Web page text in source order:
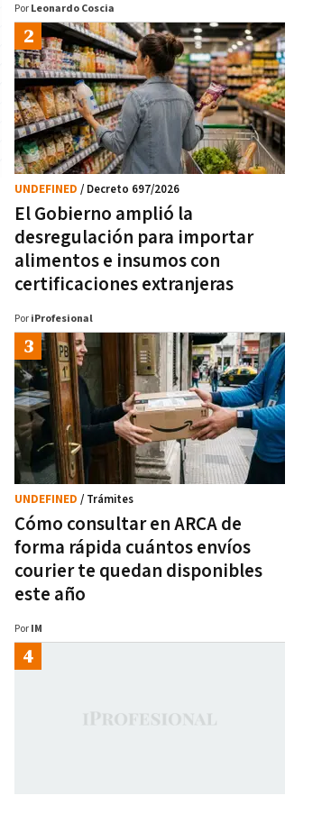
Por Leonardo Coscia
El Gobierno amplió la
desregulación para importar
alimentos e insumos con
certificaciones extranjeras
UNDEFINED / Decreto 697/2026
Por iProfesional
Cómo consultar en ARCA de
forma rápida cuántos envíos
courier te quedan disponibles
este año
UNDEFINED / Trámites
Por IM